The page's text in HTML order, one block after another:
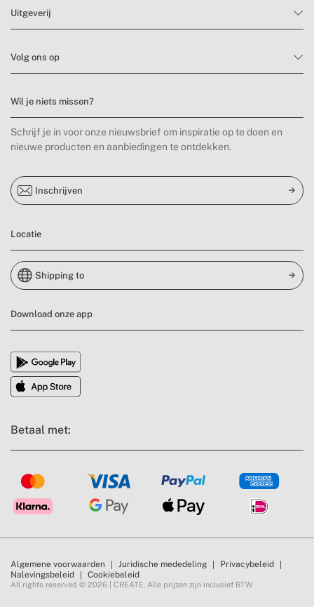
Uitgeverij
Volg ons op
Wil je niets missen?
Schrijf je in voor onze nieuwsbrief om inspiratie op te doen en
nieuwe producten en aanbiedingen te ontdekken.
Inschrijven
Locatie
Shipping to
Download onze app
Betaal met:
Algemene voorwaarden Juridische mededeling
Privacybeleid
Nalevingsbeleid
Cookiebeleid
All rights reserved © 2026 | CREATE. Alle prijzen zijn inclusief BTW